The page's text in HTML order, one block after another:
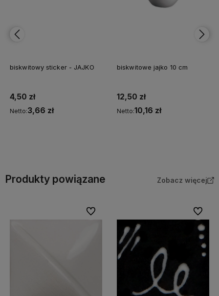
biskwitowy sticker - JAJKO
4,50 zł
Netto:3,66 zł
biskwitowe jajko 10 cm
12,50 zł
Netto:10,16 zł
Produkty powiązane Zobacz więcej
Do ulubionych Do